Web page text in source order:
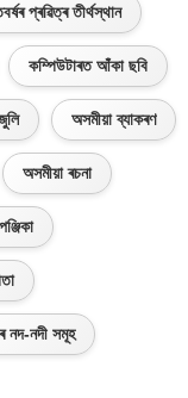
প্ৰৱিত্ৰ তীৰ্থস্থান
কম্পিউটাৰত আঁকা ছবি
অসমীয়া ব্যাকৰণ
অসমীয়া ৰচনা
নদ-নদী সমূহ